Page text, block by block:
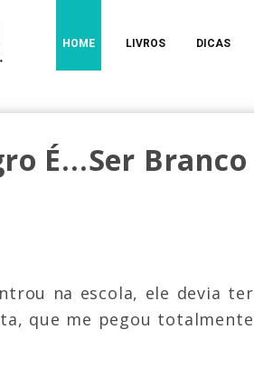
HOME LIVROS DICAS
É...ser Branco
na escola, ele devia ter
que me pegou totalmente